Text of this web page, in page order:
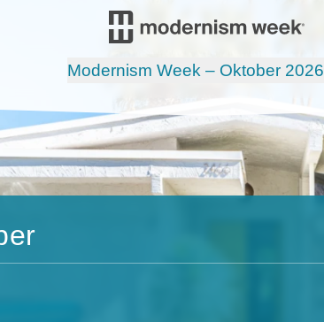
Modernism Week – Oktober 2026